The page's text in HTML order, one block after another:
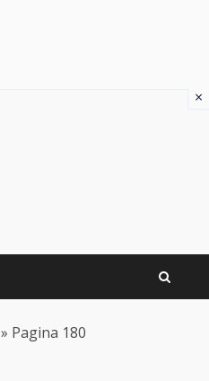
» Pagina 180
×